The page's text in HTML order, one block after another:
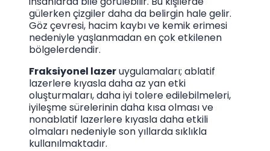
gülerken çizgiler daha da belirgin hale gelir.
Göz çevresi, hacim kaybı ve kemik erimesi
nedeniyle yaşlanmadan en çok etkilenen
bölgelerdendir.
Fraksiyonel lazeruygulamaları; ablatif
lazerlere kıyasla daha az yan etki
oluşturmaları, daha iyi tolere edilebilmeleri,
iyileşme sürelerinin daha kısa olması ve
nonablatif lazerlere kıyasla daha etkili
olmaları nedeniyle son yıllarda sıklıkla
kullanılmaktadır.